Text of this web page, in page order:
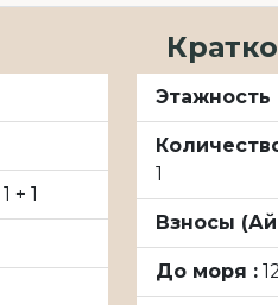
1 + 1
Этажность
1
Взносы
До моря :